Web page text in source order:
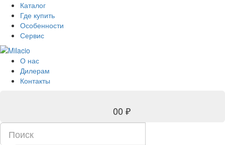
Каталог
Где купить
Особенности
Сервис
О нас
Дилерам
Контакты
00 ₽